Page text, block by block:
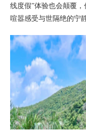
线度假”体验也会颠覆，
喧嚣感受与世隔绝的宁